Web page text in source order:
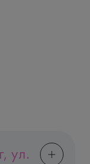
ул.